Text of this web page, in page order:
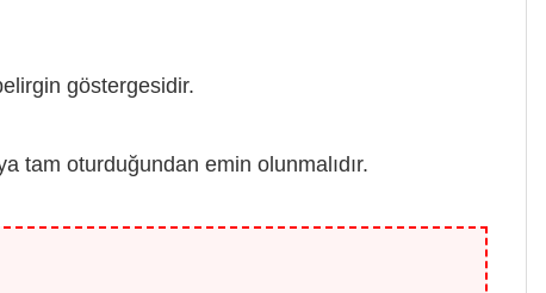
göstergesidir.
tam oturduğundan emin olunmalıdır.